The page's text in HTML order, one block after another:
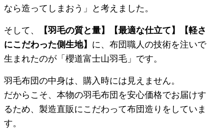
なら造ってしまおう」と考えました。
そして、
【羽毛の質と量】【最適な仕立て】【軽さ
にこだわった側生地】 に、布団職人の技術を注いで
生まれたのが「櫻道富士山羽毛」です。
羽毛布団の中身は、購入時には見えません。
だからこそ、本物の羽毛布団を安心価格でお届けす
るため、製造直販にこだわって布団造りをしていま
す。